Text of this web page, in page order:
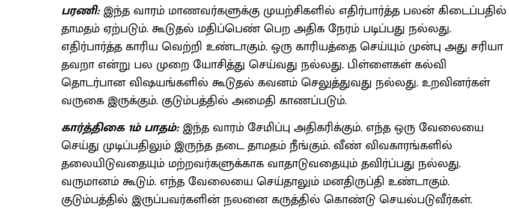
பரணி:இந்த வாரம் மாணவர்களுக்கு முயற்சிகளில் எதிர்பார்த்த பலன் கிடைப்பதில்
தாமதம் ஏற்படும். கூடுதல் மதிப்பெண் பெற அதிக நேரம் படிப்பது நல்லது.
எதிர்பார்த்த காரிய வெற்றி உண்டாகும். ஒரு காரியத்தை செய்யும் முன்பு அது சரியா
தவறா என்று பல முறை யோசித்து செய்வது நல்லது. பிள்ளைகள் கல்வி
தொடர்பான விஷயங்களில் கூடுதல் கவனம் செலுத்துவது நல்லது. உறவினர்கள்
வருகை இருக்கும். குடும்பத்தில் அமைதி காணப்படும்.
கார்த்திகை 1ம் பாதம்:இந்த வாரம் சேமிப்பு அதிகரிக்கும். எந்த ஒரு வேலையை
செய்து முடிப்பதிலும் இருந்த தடை தாமதம் நீங்கும். வீண் விவகாரங்களில்
தலையிடுவதையும் மற்றவர்களுக்காக வாதாடுவதையும் தவிர்ப்பது நல்லது.
வருமானம் கூடும். எந்த வேலையை செய்தாலும் மனதிருப்தி உண்டாகும்.
குடும்பத்தில் இருப்பவர்களின் நலனை கருத்தில் கொண்டு செயல்படுவீர்கள்.